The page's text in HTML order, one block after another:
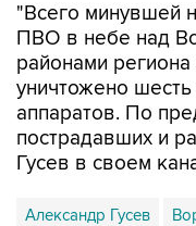
"Всего минувшей
ПВО в небе над
районами
уничтожено
аппаратов. По
пострадавших и
Гусев в своем
Александр Гусев